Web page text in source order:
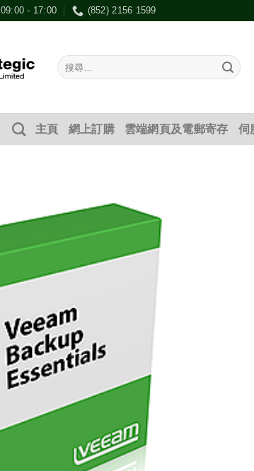
09:00 - 17:00 (852) 2156 1599
搜
尋：
主頁 網上訂購 雲端網頁及電郵寄存 伺